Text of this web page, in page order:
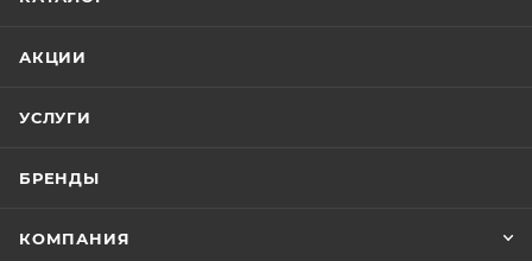
АКЦИИ
УСЛУГИ
БРЕНДЫ
КОМПАНИЯ